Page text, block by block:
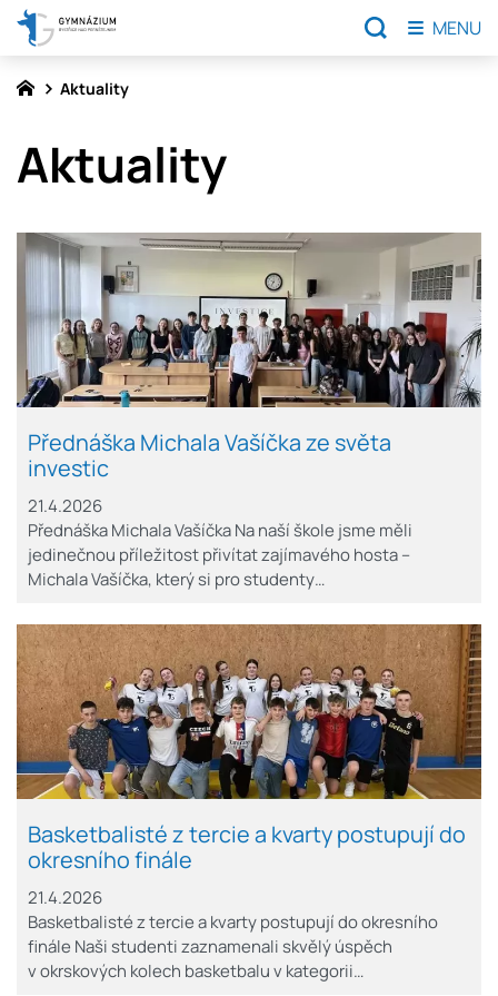
Aktuality
Aktuality
21.4.2026
Přednáška Michala Vašíčka ze světa
investic
Přednáška Michala Vašíčka Na naší škole jsme měli
jedinečnou příležitost přivítat zajímavého hosta –
Michala Vašíčka, který si pro studenty…
21.4.2026
Basketbalisté z tercie a kvarty postupují do
okresního finále
Basketbalisté z tercie a kvarty postupují do okresního
finále Naši studenti zaznamenali skvělý úspěch
v okrskových kolech basketbalu v kategorii…
MENU